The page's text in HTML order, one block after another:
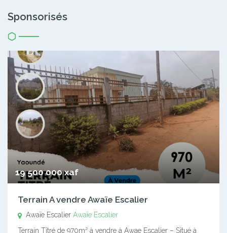
Sponsorisés
19 500 000 xaf
Terrain A vendre Awaïe Escalier
Awaïe Escalier Awaïe Escalier
Terrain Titré de 970m² à vendre à Awae Escalier – Situé à